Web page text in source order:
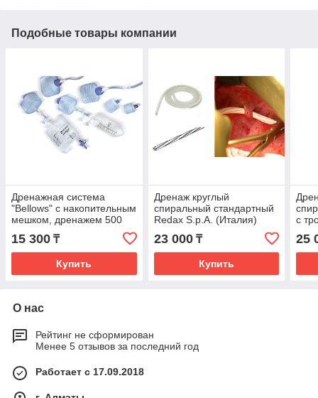
Подобные товары компании
Дренажная система
"Bellows" с накопительным
мешком, дренажем 500
мл Redax S.p.A. (Италия)
15 300 ₸
Купить
Дренаж круглый
спиральный стандартный
Redax S.p.A. (Италия)
23 000₸
Купить
с
25
О нас
Рейтинг не сформирован
Менее 5 отзывов за последний год
Работает с 17.09.2018